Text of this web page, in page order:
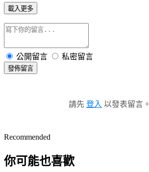
載入更多
公開留言 私密留言
發佈留言
請先 登入 以發表留言。
Recommended
你可能也喜歡